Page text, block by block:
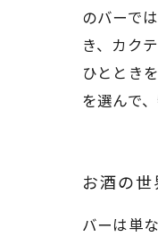
のバーで
き、カク
ひととき
を選んで
お酒の
バーは単